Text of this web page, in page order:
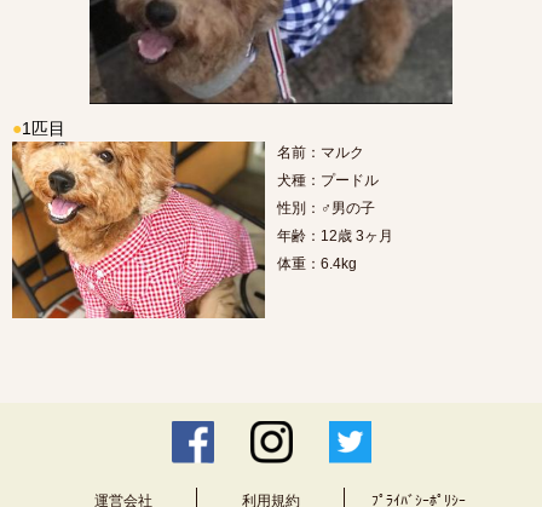
●1匹目
名前：マルク
犬種：プードル
性別：♂男の子
年齢：12歳 3ヶ月
体重：6.4kg
運営会社 利用規約 ﾌﾟﾗｲﾊﾞｼｰﾎﾟﾘｼｰ